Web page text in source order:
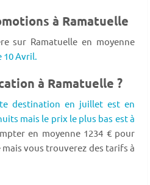
à Ramatuelle
sur Ramatuelle en moyenne
10 Avril.
à Ramatuelle ?
destination en juillet est en
mais le prix le plus bas est à
en moyenne 1234 € pour
vous trouverez des tarifs à